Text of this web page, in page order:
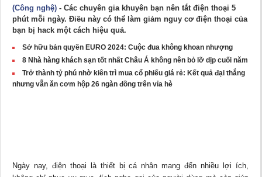
(Công nghệ) - Các chuyên gia khuyên bạn nên tắt điện thoại 5
phút mỗi ngày. Điều này có thể làm giảm nguy cơ điện thoại của
bạn bị hack một cách hiệu quả.
Sở hữu bản quyền EURO 2024: Cuộc đua không khoan nhượng
8 Nhà hàng khách sạn tốt nhất Châu Á không nên bỏ lỡ dịp cuối năm
Trở thành tỷ phú nhờ kiên trì mua cổ phiếu giá rẻ: Kết quả đại thắng
nhưng vẫn ăn cơm hộp 26 ngàn đồng trên vỉa hè
Ngày nay, điện thoại là thiết bị cá nhân mang đến nhiều lợi ích,